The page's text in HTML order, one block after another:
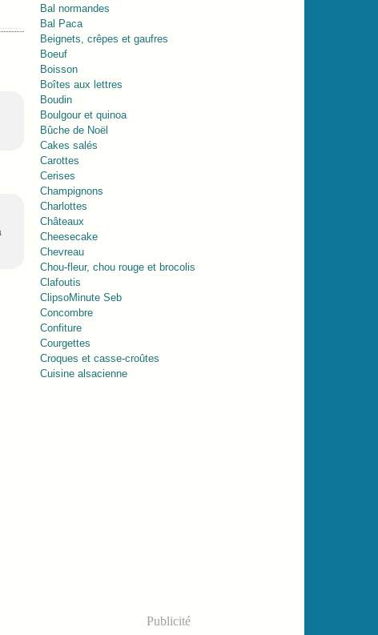
Bal normandes
Bal Paca
Beignets, crêpes et gaufres
Boeuf
Boisson
Boîtes aux lettres
Boudin
Boulgour et quinoa
Bûche de Noël
Cakes salés
Carottes
Cerises
Champignons
Charlottes
Châteaux
Cheesecake
Chevreau
Chou-fleur, chou rouge et brocolis
Clafoutis
ClipsoMinute Seb
Concombre
Confiture
Courgettes
Croques et casse-croûtes
Cuisine alsacienne
Publicité